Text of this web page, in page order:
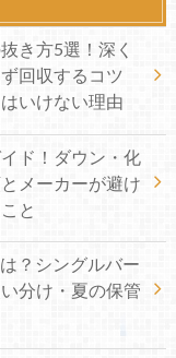
き方5選！深く
回収するコツ
いけない理由
ド！ダウン・化
メーカーが避け
と
？シングルバー
分け・夏の保管